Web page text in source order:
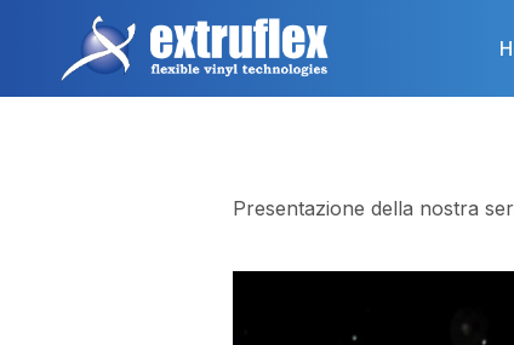
contenuto
principale
Presentazione della nostra